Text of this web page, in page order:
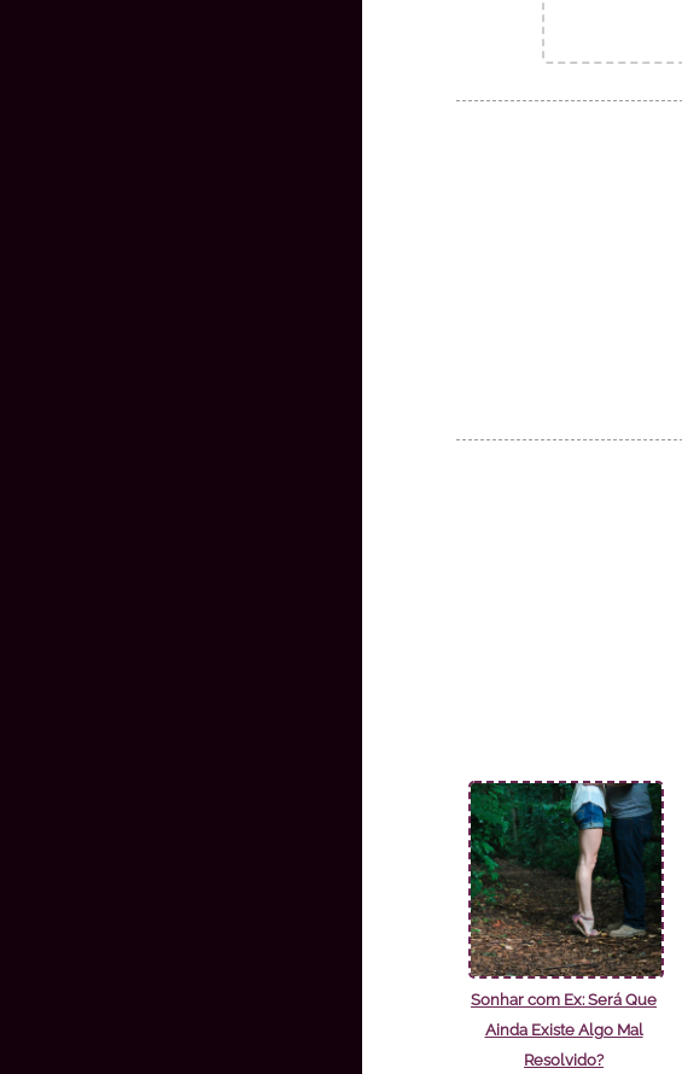
Sonhar com Ex: Será Que
Ainda Existe Algo Mal
Resolvido?